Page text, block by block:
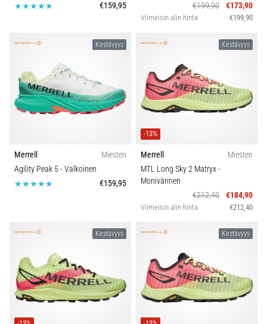
6. 8. 2026
polvi:
syyt,
hoito
ja
polvi,
eli
iliotibiaalisen
on
yleinen
vaiva
juoksijoiden
keskuudessa.
…
€159,95
€199,90
€173,90
Viimeisin alin hinta €199,90
Kestävyys
Merrell
Miesten
Agility Peak 5- Valkoinen
€159,95
Kestävyys
-13%
Merrell
Miesten
MTL Long Sky 2 Matryx-
Monivärinen
€212,40
€184,90
Viimeisin alin hinta €212,40
Kestävyys Kestävyys